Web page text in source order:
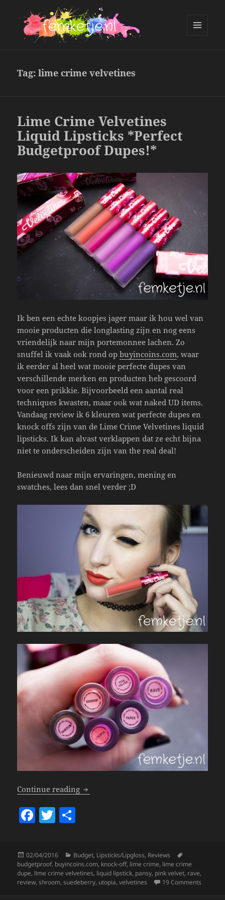
Tag:lime crime velvetines
Lime Crime Velvetines
Liquid Lipsticks *Perfect
Budgetproof Dupes!*
Ik ben een echte koopjes jager maar ik hou wel van
mooie producten die longlasting zijn en nog eens
vriendelijk naar mijn portemonnee lachen. Zo
snuffel ik vaak ook rond opbuyincoins.com, waar
ik eerder al heel wat mooie perfecte dupes van
verschillende merken en producten heb gescoord
voor een prikkie. Bijvoorbeeld een aantal real
techniques kwasten, maar ook wat naked UD items.
Vandaag review ik 6 kleuren wat perfecte dupes en
knock offs zijn van de Lime Crime Velvetines liquid
lipsticks. Ik kan alvast verklappen dat ze echt bijna
niet te onderscheiden zijn van the real deal!
Benieuwd naar mijn ervaringen, mening en
swatches, lees dan snel verder ;D
Continue reading Lime Crime Velvetines Liquid
F
a
e
b
T
w
erre
Posted
on
02/04/2016 Categories
Budget, Lipsticks/Lipgloss, Reviews
budgetproof, buyincoins.com, knock-off, lime crime, lime crime
dupe, lime crime velvetines, liquid lipstick, pansy, pink velvet, rave,
review,shroom,suedeberry, utopia,velvetines 19 Comments